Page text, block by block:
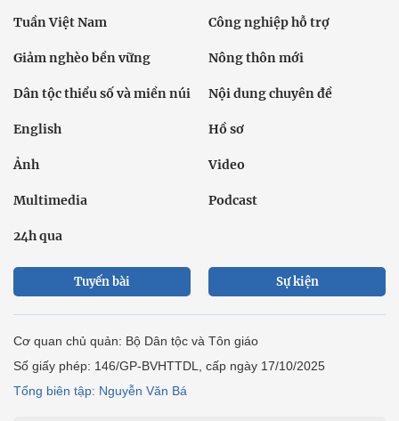
Tuần Việt Nam Công nghiệp hỗ trợ
Giảm nghèo bền vững Nông thôn mới
Dân tộc thiểu số và miền núi Nội dung chuyên đề
English Hồ sơ
Ảnh Video
Multimedia Podcast
24h qua
Tuyến bài Sự kiện
Cơ quan chủ quản: Bộ Dân tộc và Tôn giáo
Số giấy phép: 146/GP-BVHTTDL, cấp ngày 17/10/2025
Tổng biên tập: Nguyễn Văn Bá